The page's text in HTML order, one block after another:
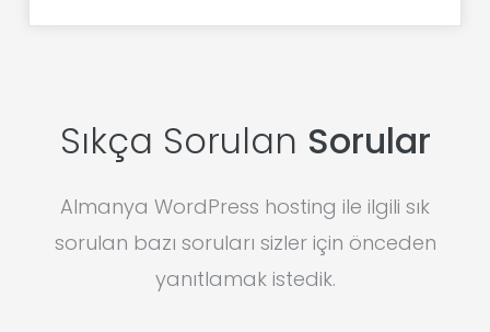
Sıkça Sorulan Sorular
Almanya WordPress hosting ile ilgili sık
sorulan bazı soruları sizler için önceden
yanıtlamak istedik.